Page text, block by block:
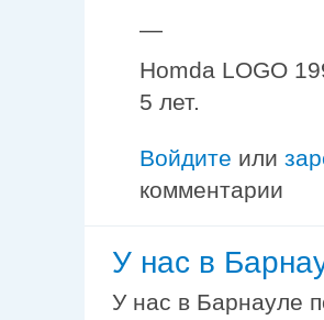
—
Homda LOGO
5 лет.
Войдите или
комментарии
У нас в
У нас в Барнауле